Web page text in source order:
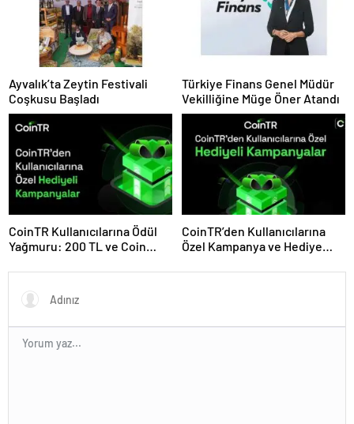
Ayvalık’ta Zeytin Festivali
Coşkusu Başladı
Türkiye Finans Genel Müdür
Vekilliğine Müge Öner Atandı
CoinTR Kullanıcılarına Ödül
Yağmuru: 200 TL ve Coin
CoinTR’den Kullanıcılarına
Özel Kampanya ve Hediye